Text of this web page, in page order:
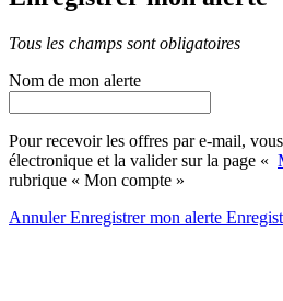
Tous les champs sont obligatoires
Nom de mon alerte
Pour recevoir les offres par e-mail,
électronique et la valider sur la page «
rubrique « Mon compte »
AnnulerEnregistrer mon alerte